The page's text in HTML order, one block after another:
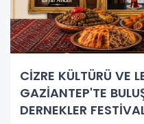
CİZRE KÜLTÜRÜ VE
GAZİANTEP'TE
DERNEKLER